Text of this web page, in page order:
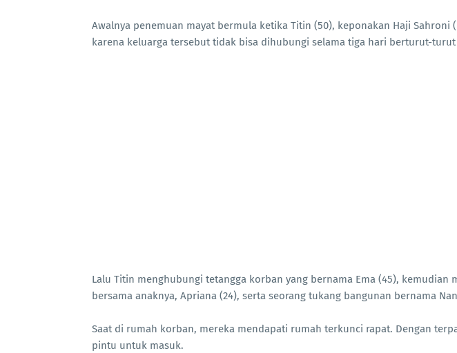
Awalnya penemuan mayat bermula ketika Titin (50), keponakan Haji Sahroni
karena keluarga tersebut tidak bisa dihubungi selama tiga hari berturut-turut
Lalu Titin menghubungi tetangga korban yang bernama Ema (45), kemudian
bersama anaknya, Apriana (24), serta seorang tukang bangunan bernama
‎Saat di rumah korban, mereka mendapati rumah terkunci rapat. Dengan
pintu untuk masuk.